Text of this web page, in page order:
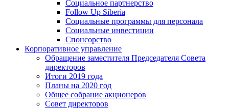
Социальное партнерство
Follow Up Siberia
Социальные программы для персонала
Социальные инвестиции
Спонсорство
Корпоративное управление
Обращение заместителя Председателя Совета
директоров
Итоги 2019 года
Планы на 2020 год
Общее собрание акционеров
Совет директоров